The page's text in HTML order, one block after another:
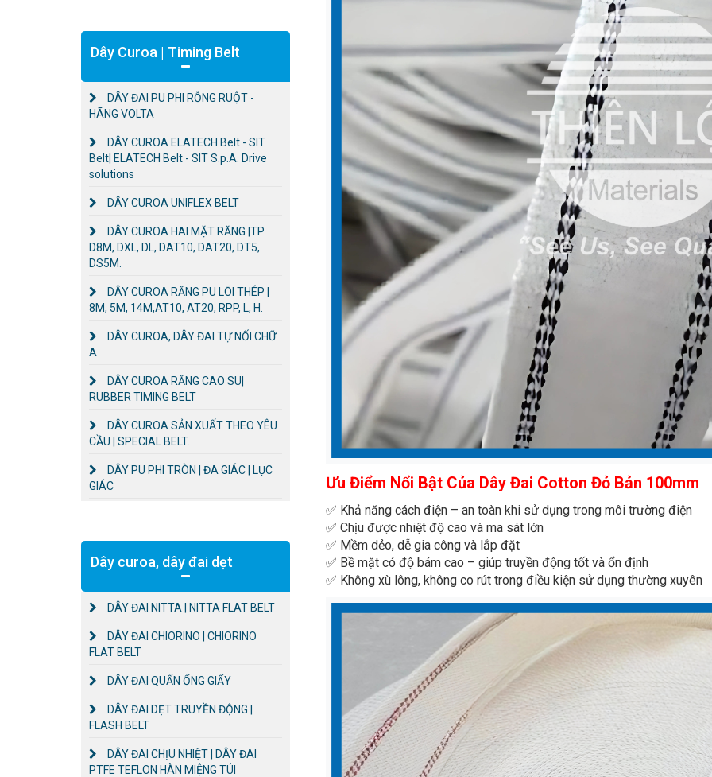
Dây Curoa | Timing Belt
DÂY ĐAI PU PHI RỖNG RUỘT -
HÃNG VOLTA
DÂY CUROA ELATECH Belt - SIT
Belt| ELATECH Belt - SIT S.p.A. Drive
solutions
DÂY CUROA UNIFLEX BELT
DÂY CUROA HAI MẶT RĂNG |TP
D8M, DXL, DL, DAT10, DAT20, DT5,
DS5M.
DÂY CUROA RĂNG PU LÕI THÉP |
8M, 5M, 14M,AT10, AT20, RPP, L, H.
DÂY CUROA, DÂY ĐAI TỰ NỐI CHỮ
A
DÂY CUROA RĂNG CAO SU|
RUBBER TIMING BELT
DÂY CUROA SẢN XUẤT THEO YÊU
CẦU | SPECIAL BELT.
DÂY PU PHI TRÒN | ĐA GIÁC | LỤC
GIÁC
Dây curoa, dây đai dẹt
DÂY ĐAI NITTA | NITTA FLAT BELT
DÂY ĐAI CHIORINO | CHIORINO
FLAT BELT
DÂY ĐAI QUẤN ỐNG GIẤY
DÂY ĐAI DẸT TRUYỀN ĐỘNG |
FLASH BELT
DÂY ĐAI CHỊU NHIỆT | DÂY ĐAI
PTFE TEFLON HÀN MIỆNG TÚI
Ưu Điểm Nổi Bật Của Dây Đai Cotton Đỏ Bản 100mm
✅ Khả năng cách điện – an toàn khi sử dụng trong môi trường điện
✅ Chịu được nhiệt độ cao và ma sát lớn
✅ Mềm dẻo, dễ gia công và lắp đặt
✅ Bề mặt có độ bám cao – giúp truyền động tốt và ổn định
✅ Không xù lông, không co rút trong điều kiện sử dụng thường xuyên